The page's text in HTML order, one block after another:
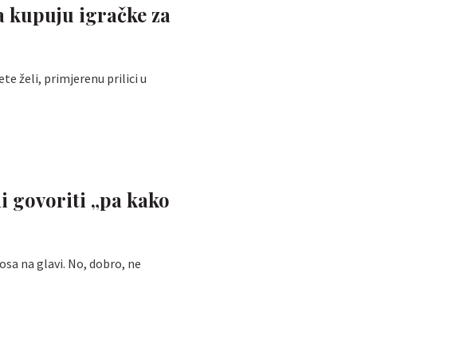
igračke za
želi, primjerenu prilici u
govoriti „pa kako
na glavi. No, dobro, ne